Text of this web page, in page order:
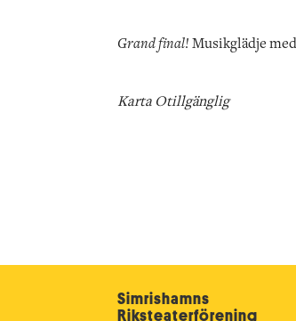
Grand final! Musikglädje
Karta Otillgänglig
Simrishamns
Riksteater­förening